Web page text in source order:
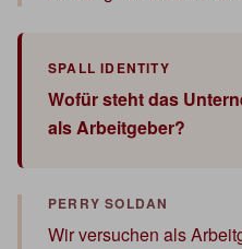
Wofür steht das
als Arbeitgeber?
Wir versuchen als